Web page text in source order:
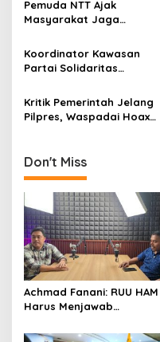
a
i
o
n
Pemuda NTT Ajak
Masyarakat Jaga
Sumpah Pemuda Tanpa
Perselisihan
Koordinator Kawasan
Partai Solidaritas
Masyarakat Bersatu,
Kembali Menjadi Indonesia
Ber-Pancasila
Kritik Pemerintah Jelang
Pilpres, Waspadai Hoax
Don't Miss
Achmad Fanani: RUU HAM
Harus Menjawab